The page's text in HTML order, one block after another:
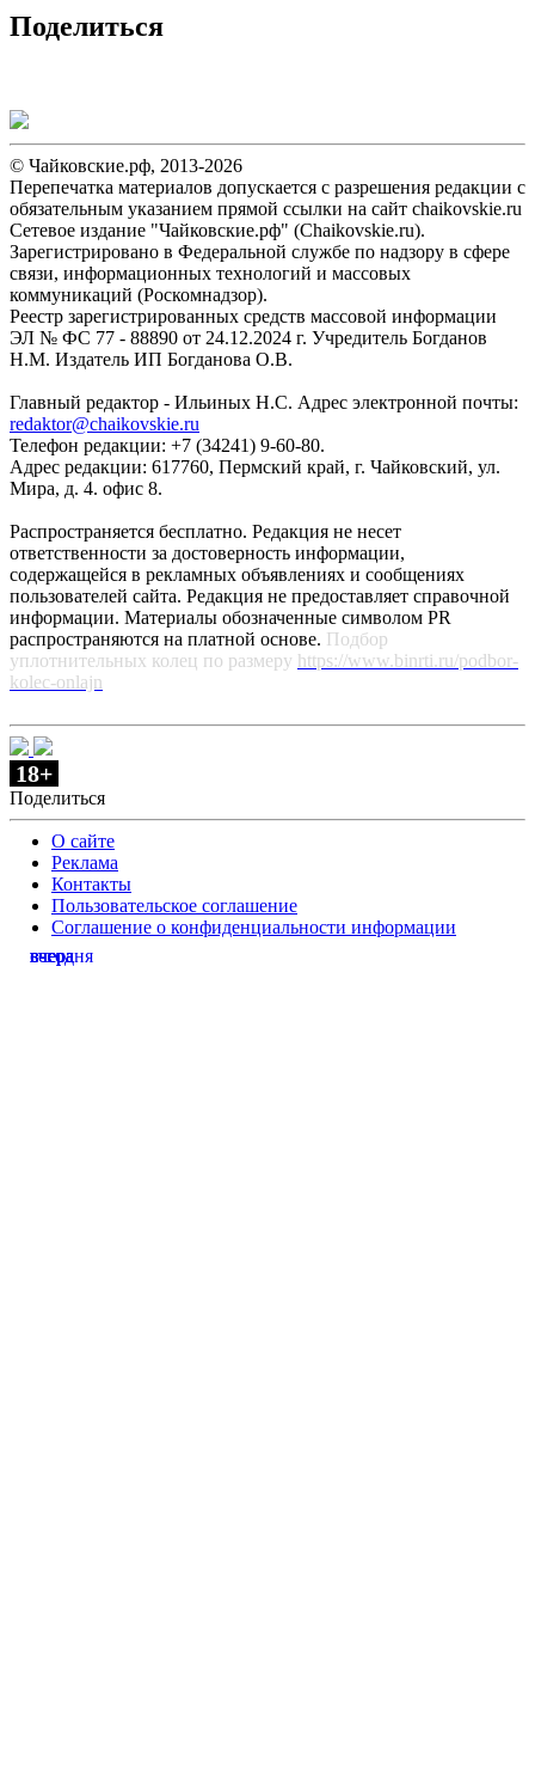
сегодня
вчера
вчера
вчера
вчера
Поделиться
© Чайковские.рф, 2013-2026
Перепечатка материалов допускается с разрешения редакции с
обязательным указанием прямой ссылки на сайт chaikovskie.ru
Сетевое издание "Чайковские.рф" (Chaikovskie.ru).
Зарегистрировано в Федеральной службе по надзору в сфере
связи, информационных технологий и массовых
коммуникаций (Роскомнадзор).
Реестр зарегистрированных средств массовой информации
ЭЛ № ФС 77 - 88890 от 24.12.2024 г. Учредитель Богданов
Н.М. Издатель ИП Богданова О.В.
Главный редактор - Ильиных Н.С. Адрес электронной почты:
redaktor@chaikovskie.ru
Телефон редакции: +7 (34241) 9-60-80.
Адрес редакции: 617760, Пермский край, г. Чайковский, ул.
Мира, д. 4. офис 8.
Распространяется бесплатно. Редакция не несет
ответственности за достоверность информации,
содержащейся в рекламных объявлениях и сообщениях
пользователей сайта. Редакция не предоставляет справочной
информации. Материалы обозначенные символом PR
распространяются на платной основе. Подбор
уплотнительных колец по размеру https://www.binrti.ru/podbor-
kolec-onlajn
18+
Поделиться
О сайте
Реклама
Контакты
Пользовательское соглашение
Соглашение о конфиденциальности информации